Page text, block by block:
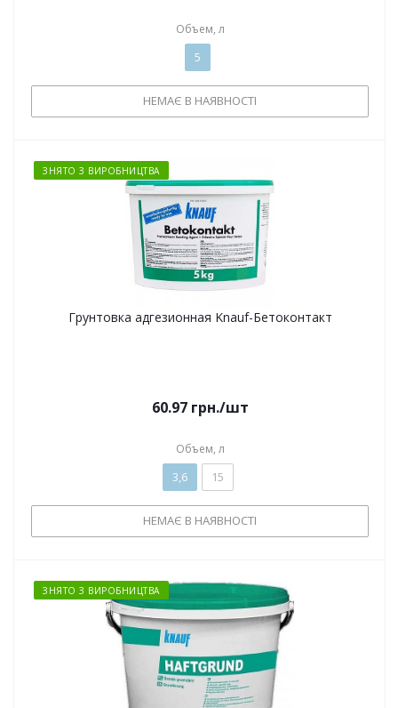
Объем, л
5
НЕМАЄ В НАЯВНОСТІ
ЗНЯТО З ВИРОБНИЦТВА
Грунтовка адгезионная Knauf-Бетоконтакт
60.97грн./шт
Объем, л
3,6 15
НЕМАЄ В НАЯВНОСТІ
ЗНЯТО З ВИРОБНИЦТВА